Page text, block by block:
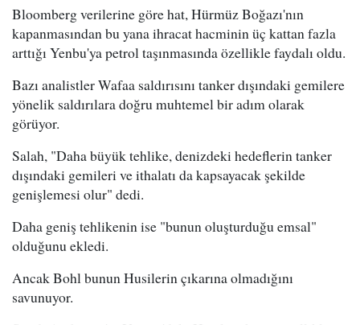
Bloomberg verilerine göre hat, Hürmüz Boğazı'nın
kapanmasından bu yana ihracat hacminin üç kattan fazla
arttığı Yenbu'ya petrol taşınmasında özellikle faydalı oldu.
Bazı analistler Wafaa saldırısını tanker dışındaki gemilere
yönelik saldırılara doğru muhtemel bir adım olarak
görüyor.
Salah, "Daha büyük tehlike, denizdeki hedeflerin tanker
dışındaki gemileri ve ithalatı da kapsayacak şekilde
genişlemesi olur" dedi.
Daha geniş tehlikenin ise "bunun oluşturduğu emsal"
olduğunu ekledi.
Ancak Bohl bunun Husilerin çıkarına olmadığını
savunuyor.